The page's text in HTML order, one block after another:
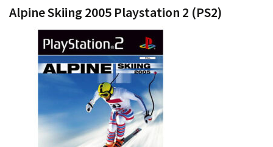
Alpine Skiing 2005 Playstation 2 (PS2)